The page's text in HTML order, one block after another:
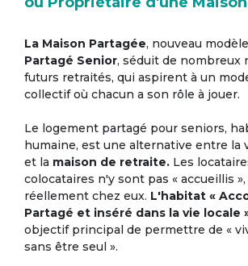
La Maison Partagée, nouveau
Partagé Senior, séduit de nombreux
futurs retraités, qui aspirent à un
collectif où chacun a son rôle à jouer.
Le logement partagé pour seniors,
humaine, est une alternative entre la
et la maison de retraite. Les
colocataires n'y sont pas « accueillis
réellement chez eux. L'habitat «
Partagé et inséré dans la vie locale
objectif principal de permettre de «
sans être seul ».